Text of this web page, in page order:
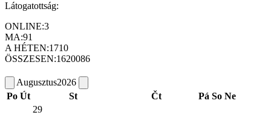
Látogatottság:
ONLINE:3
MA:91
A HÉTEN:1710
ÖSSZESEN:1620086
Augusztus2026
Po Út St Čt Pá So Ne
29